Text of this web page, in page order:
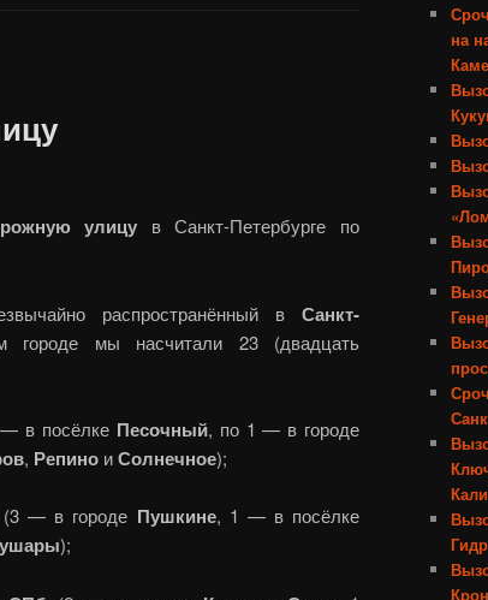
улицу в Санкт-Петербурге по
распространённый вСанкт-
городе мы насчитали 23 (двадцать
в посёлке Песочный, по 1 — в городе
, РепиноиСолнечное);
(3 — в городе Пушкине, 1 — в посёлке
);
на